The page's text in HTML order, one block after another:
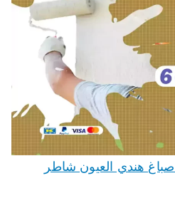
صباغ العيون 66616884 صباغ هندي العيون شاطر